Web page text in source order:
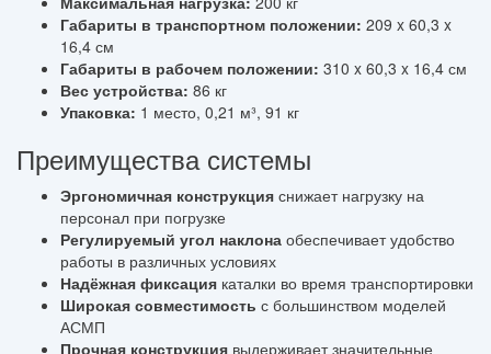
Габариты в транспортном положении: 209 x 60,3 x
16,4 см
Габариты в рабочем положении: 310 x 60,3 x 16,4 см
Вес устройства: 86 кг
Упаковка: 1 место, 0,21 м³, 91 кг
Преимущества системы
Эргономичная конструкция снижает нагрузку на
персонал при погрузке
Регулируемый угол наклона обеспечивает удобство
работы в различных условиях
Надёжная фиксация каталки во время транспортировки
Широкая совместимость с большинством моделей
АСМП
Прочная конструкция выдерживает значительные